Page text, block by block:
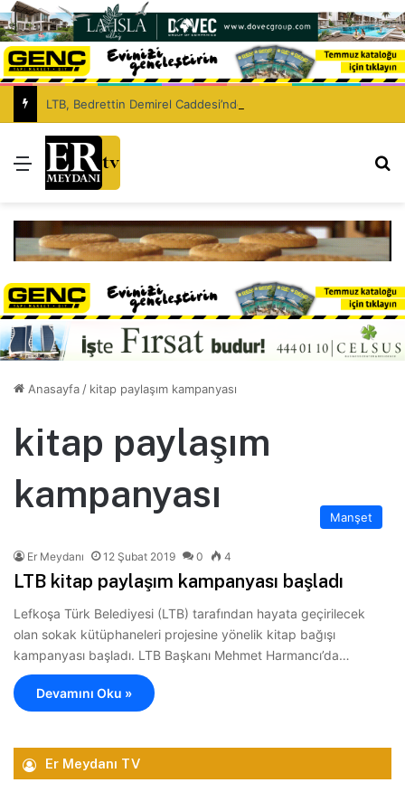
Menü
Anasayfa / kitap paylaşım kampanyası
kitap paylaşım
kampanyası
Manşet
Er Meydanı 12 Şubat 2019 0 4
LTB kitap paylaşım kampanyası başladı
Lefkoşa Türk Belediyesi (LTB) tarafından hayata geçirilecek
olan sokak kütüphaneleri projesine yönelik kitap bağışı
kampanyası başladı. LTB Başkanı Mehmet Harmancı’da…
Devamını Oku »
Er Meydanı TV